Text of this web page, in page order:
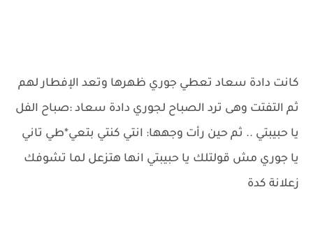
كانت دادة سعاد تعطي جوري ظهرها وتعد الإفطار لهم
ثم التفتت وهى ترد الصباح لجوري دادة سعاد :صباح الفل
يا حبيبتي .. ثم حين رأت وجهها: انتي كنتي بتعي*طي تاني
يا جوري مش قولتلك يا حبيبتي انها هتزعل لما تشوفك
زعلانة كدة